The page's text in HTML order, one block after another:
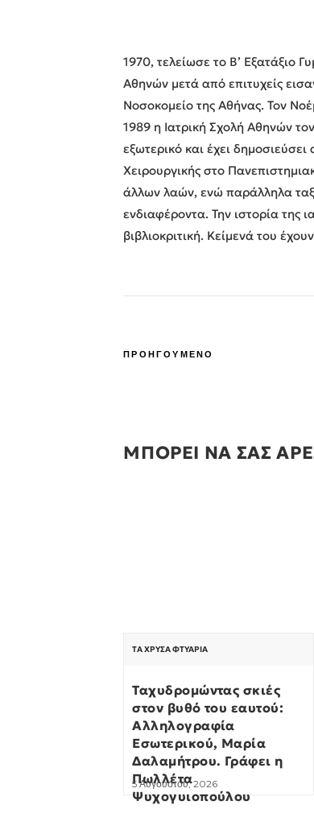
1970, τελείωσε το Β’ Εξατάξιο
Αθηνών μετά από επιτυχείς
Νοσοκομείο της Αθήνας. Τον
1989 η Ιατρική Σχολή Αθηνών
εξωτερικό και έχει
Χειρουργικής στο
άλλων λαών, ενώ παράλληλα
ενδιαφέροντα. Την ιστορία της
βιβλιοκριτική. Κείμενά του
ΠΡΟΗΓΟΥΜΕΝΟ
ΜΠΟΡΕΙ ΝΑ ΣΑΣ
ΤΑ ΧΡΥΣΆ ΦΤΥΆΡΙΑ
Ταχυδρομώντας σκιές
στον βυθό του εαυτού:
Αλληλογραφία
Εσωτερικού, Μαρία
Δαλαμήτρου. Γράφει η
Πωλλέτα
Ψυχογυιοπούλου
5 Αυγούστου, 2026